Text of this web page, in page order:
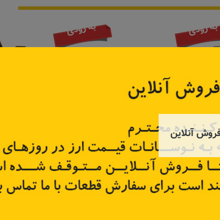
به زودی به زودی
قفل فشاری درب صندوق تندر ۹۰ و
ساندرو
کد قطعه:72001114
اطلاعات بیشتر
قفل
کد
آنلاین